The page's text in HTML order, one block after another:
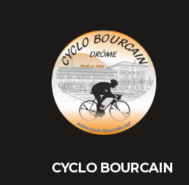
CYCLO BOURCAIN